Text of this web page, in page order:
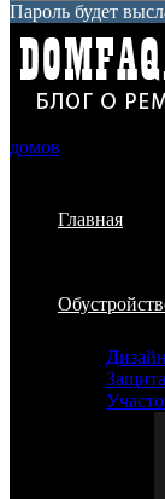
Пароль будет
домов
Главная
Дизайн
Защита